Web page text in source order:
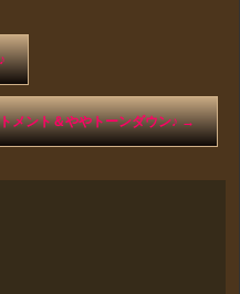
メント＆ややトーンダウン♪→